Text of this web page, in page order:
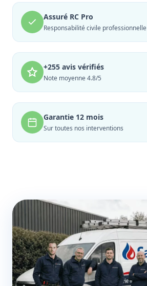
Assuré RC Pro
Responsabilité civile professionnelle
+255 avis vérifiés
Note moyenne 4.8/5
Garantie 12 mois
Sur toutes nos interventions